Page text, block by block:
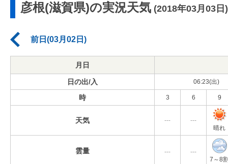
彦根(滋賀県)の実況天気 (2018年03月03日)
前日(03月02日)
月日
日の出/入 06:23(出)
時 3 6 9
天気 ---
---
晴れ
雲量 ---
---
7～8